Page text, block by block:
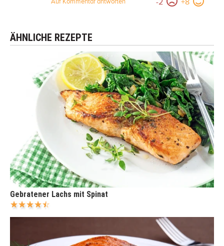
-2 +8
ÄHNLICHE REZEPTE
Gebratener Lachs mit Spinat